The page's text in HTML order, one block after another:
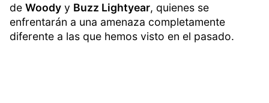
de Woody y Buzz Lightyear, quienes se
enfrentarán a una amenaza completamente
diferente a las que hemos visto en el pasado.